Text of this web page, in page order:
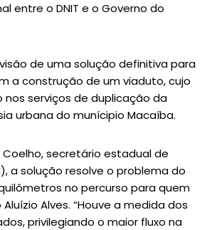
entre o DNIT e o Governo do
de uma solução definitiva para
a construção de um viaduto, cujo
nos serviços de duplicação da
urbana do munícipio Macaíba.
secretário estadual de
a solução resolve o problema do
no percurso para quem
Alves. “Houve a medida dos
privilegiando o maior fluxo na